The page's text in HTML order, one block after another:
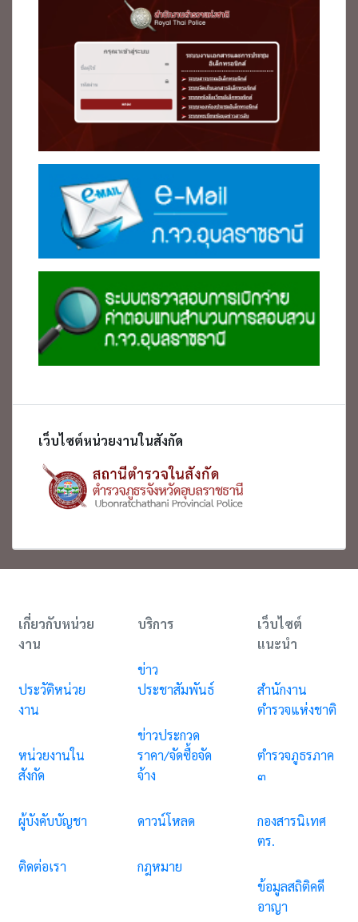
เว็บไซต์หน่วยงานในสังกัด
เกี่ยวกับหน่วย
งาน
ประวัติหน่วย
งาน
หน่วยงานใน
สังกัด
ผู้บังคับบัญชา
ติดต่อเรา
บริการ
ข่าว
ประชาสัมพันธ์
ข่าวประกวด
ราคา/จัดซื้อจัด
จ้าง
ดาวน์โหลด
กฎหมาย
เว็บไซต์
แนะนำ
สำนักงาน
ตำรวจแห่งชาติ
ตำรวจภูธรภาค
๓
กองสารนิเทศ
ตร.
ข้อมูลสถิติคดี
อาญา